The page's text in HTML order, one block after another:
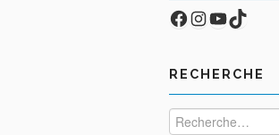
Facebook
Compte Instagram
YouTube
TikTok
RECHERCHE